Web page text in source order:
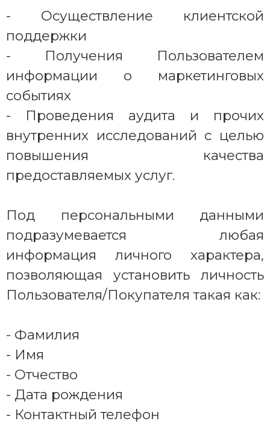
- Осуществление клиентской
поддержки
- Получения Пользователем
информации о маркетинговых
событиях
- Проведения аудита и прочих
внутренних исследований с целью
повышения качества
предоставляемых услуг.
Под персональными данными
подразумевается любая
информация личного характера,
позволяющая установить личность
Пользователя/Покупателя такая как:
- Фамилия
- Имя
- Отчество
- Дата рождения
- Контактный телефон